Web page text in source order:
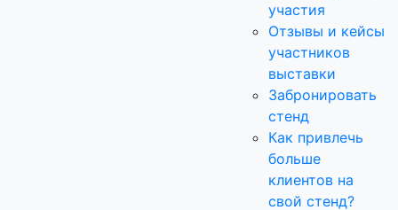
участия
Отзывы и кейсы
участников
выставки
Забронировать
стенд
Как привлечь
больше
клиентов на
свой стенд?